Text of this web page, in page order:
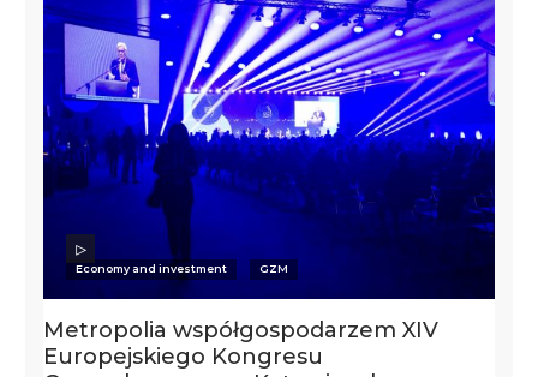
Economy and investment GZM
Metropolia współgospodarzem XIV
Europejskiego Kongresu